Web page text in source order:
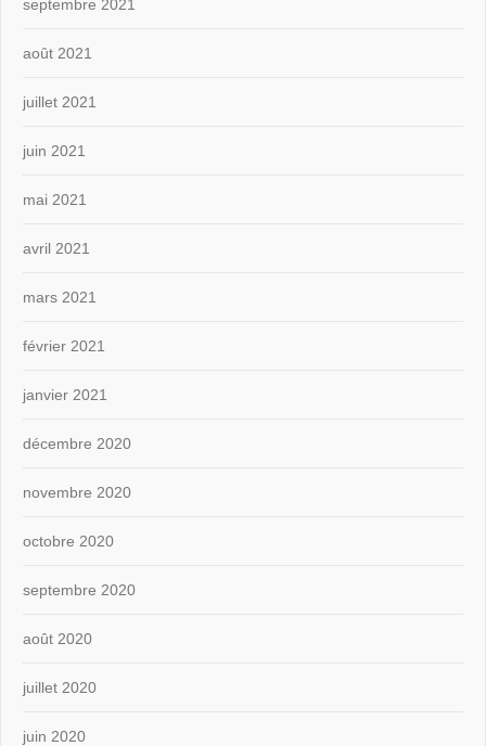
septembre 2021
août 2021
juillet 2021
juin 2021
mai 2021
avril 2021
mars 2021
février 2021
janvier 2021
décembre 2020
novembre 2020
octobre 2020
septembre 2020
août 2020
juillet 2020
juin 2020